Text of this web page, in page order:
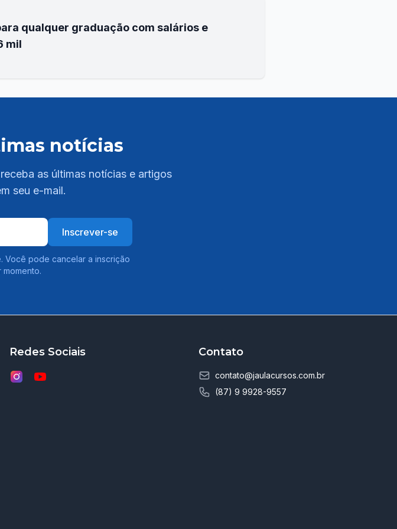
qualquer graduação com salários e
mil
notícias
as últimas notícias e artigos
seu e-mail.
Inscrever-se
Você pode cancelar a inscrição
momento.
Redes Sociais Contato
contato@jaulacursos.com.br
(87) 9 9928-9557